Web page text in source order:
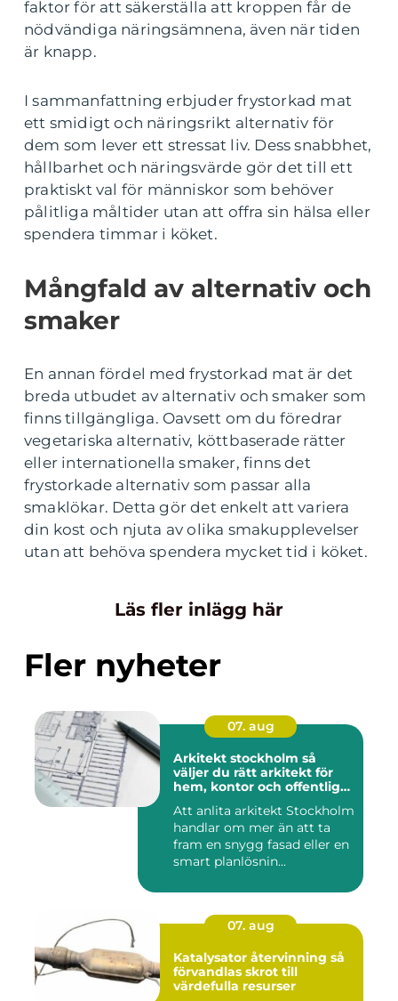
faktor för att säkerställa att kroppen får de
nödvändiga näringsämnena, även när tiden
är knapp.
I sammanfattning erbjuder frystorkad mat
ett smidigt och näringsrikt alternativ för
dem som lever ett stressat liv. Dess snabbhet,
hållbarhet och näringsvärde gör det till ett
praktiskt val för människor som behöver
pålitliga måltider utan att offra sin hälsa eller
spendera timmar i köket.
Mångfald av alternativ och
smaker
En annan fördel med frystorkad mat är det
breda utbudet av alternativ och smaker som
finns tillgängliga. Oavsett om du föredrar
vegetariska alternativ, köttbaserade rätter
eller internationella smaker, finns det
frystorkade alternativ som passar alla
smaklökar. Detta gör det enkelt att variera
din kost och njuta av olika smakupplevelser
utan att behöva spendera mycket tid i köket.
Läs fler inlägg här
Fler nyheter
07. aug
Arkitekt stockholm så
väljer du rätt arkitekt för
hem, kontor och offentlig
Att anlita arkitekt Stockholm
handlar om mer än att ta
fram en snygg fasad eller en
smart planlösnin...
07. aug
Katalysator återvinning så
förvandlas skrot till
värdefulla resurser